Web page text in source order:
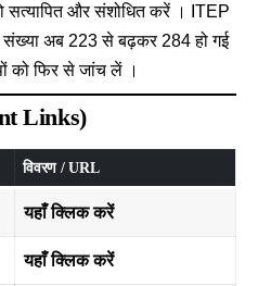
सत्यापित और संशोधित करें । ITEP
संख्या अब 223 से बढ़कर 284 हो गई
को फिर से जांच लें ।
Links)
विवरण / URL
यहाँ क्लिक करें
यहाँ क्लिक करें